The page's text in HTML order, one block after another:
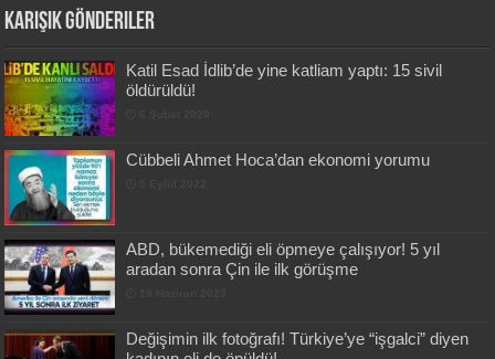
Karışık Gönderiler
Katil Esad İdlib’de yine katliam yaptı: 15 sivil
öldürüldü!
Cübbeli Ahmet Hoca’dan ekonomi yorumu
ABD, bükemediği eli öpmeye çalışıyor! 5 yıl
aradan sonra Çin ile ilk görüşme
Değişimin ilk fotoğrafı! Türkiye’ye “işgalci” diyen